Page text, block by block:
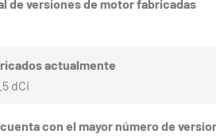
de versiones de motor fabricadas
actualmente
dCi
con el mayor número de